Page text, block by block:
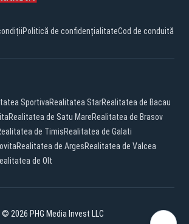
Politică de confidențialitateCod de conduită
SportivaRealitatea StarRealitatea de Bacau
Realitatea de Satu MareRealitatea de Brasov
de TimisRealitatea de Galati
Realitatea de ArgesRealitatea de Valcea
de Olt
© 2026 PHG Media Invest LLC